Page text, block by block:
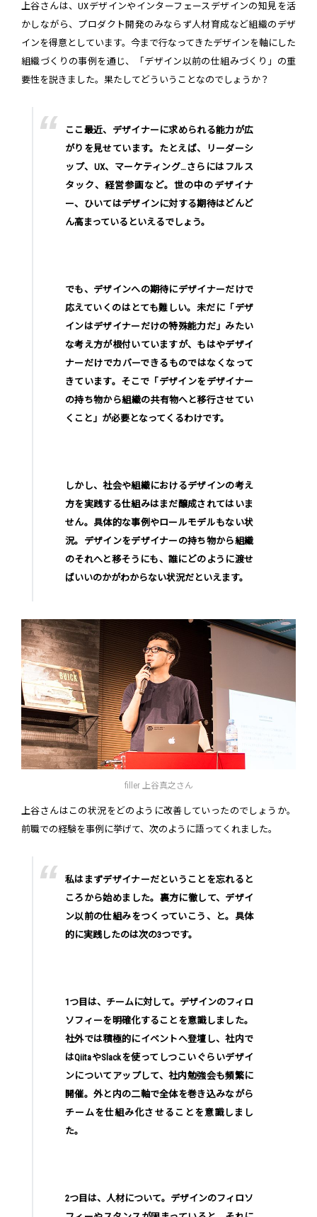
上谷さんは、UXデザインやインターフェースデザインの知見を活
かしながら、プロダクト開発のみならず人材育成など組織のデザ
インを得意としています。今まで行なってきたデザインを軸にした
組織づくりの事例を通じ、「デザイン以前の仕組みづくり」の重
要性を説きました。果たしてどういうことなのでしょうか？
ここ最近、デザイナーに求められる能力が広
がりを見せています。たとえば、リーダーシ
ップ、UX、マーケティング…さらにはフルス
タック、経営参画など。世の中のデザイナ
ー、ひいてはデザインに対する期待はどんど
ん高まっているといえるでしょう。
でも、デザインへの期待にデザイナーだけで
応えていくのはとても難しい。未だに「デザ
インはデザイナーだけの特殊能力だ」みたい
な考え方が根付いていますが、もはやデザイ
ナーだけでカバーできるものではなくなって
きています。そこで「デザインをデザイナー
の持ち物から組織の共有物へと移行させてい
くこと」が必要となってくるわけです。
しかし、社会や組織におけるデザインの考え
方を実践する仕組みはまだ醸成されてはいま
せん。具体的な事例やロールモデルもない状
況。デザインをデザイナーの持ち物から組織
のそれへと移そうにも、誰にどのように渡せ
ばいいのかがわからない状況だといえます。
filler 上谷真之さん
上谷さんはこの状況をどのように改善していったのでしょうか。
前職での経験を事例に挙げて、次のように語ってくれました。
私はまずデザイナーだということを忘れると
ころから始めました。裏方に徹して、デザイ
ン以前の仕組みをつくっていこう、と。具体
的に実践したのは次の3つです。
1つ目は、チームに対して。デザインのフィロ
ソフィーを明確化することを意識しました。
社外では積極的にイベントへ登壇し、社内で
はQiitaやSlackを使ってしつこいぐらいデザイ
ンについてアップして、社内勉強会も頻繁に
開催。外と内の二軸で全体を巻き込みながら
チームを仕組み化させることを意識しまし
た。
2つ目は、人材について。デザインのフィロソ